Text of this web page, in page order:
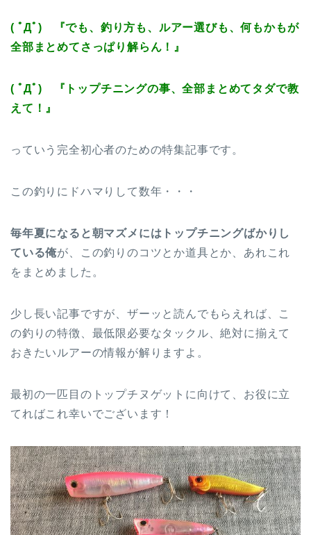
( ﾟДﾟ) 『でも、釣り方も、ルアー選びも、何もかもが
全部まとめてさっぱり解らん！』
( ﾟДﾟ) 『トップチニングの事、全部まとめてタダで教
えて！』
っていう完全初心者のための特集記事です。
この釣りにドハマりして数年・・・
毎年夏になると朝マズメにはトップチニングばかりし
ている俺が、この釣りのコツとか道具とか、あれこれ
をまとめました。
少し長い記事ですが、ザーッと読んでもらえれば、こ
の釣りの特徴、最低限必要なタックル、絶対に揃えて
おきたいルアーの情報が解りますよ。
最初の一匹目のトップチヌゲットに向けて、お役に立
てればこれ幸いでございます！